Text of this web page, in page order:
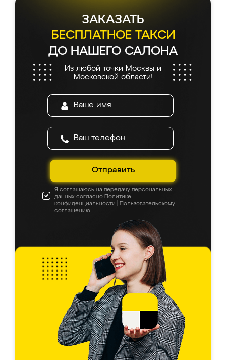
ЗАКАЗАТЬ
БЕСПЛАТНОЕ ТАКСИ
ДО НАШЕГО САЛОНА
Из любой точки Москвы и
Московской области!
Отправить
Я соглашаюсь на передачу персональных
данных согласно Политике
конфиденциальности
Пользовательскому
соглашению